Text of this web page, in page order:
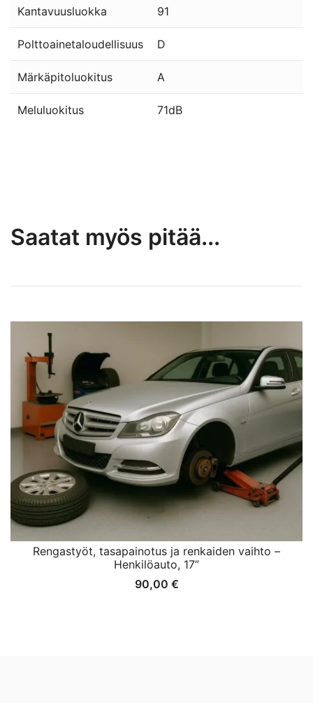
Kantavuusluokka 91
Polttoainetaloudellisuus D
Märkäpitoluokitus A
Meluluokitus 71dB
Saatat myös pitää...
Rengastyöt, tasapainotus ja renkaiden vaihto –
Henkilöauto, 17”
90,00 €